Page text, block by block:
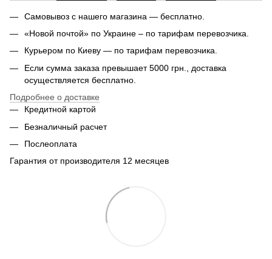
Самовывоз с нашего магазина — бесплатно.
«Новой почтой» по Украине – по тарифам перевозчика.
Курьером по Киеву — по тарифам перевозчика.
Если сумма заказа превышает 5000 грн., доставка
осуществляется бесплатно.
Подробнее о доставке
Кредитной картой
Безналичный расчет
Послеоплата
Гарантия от производителя 12 месяцев